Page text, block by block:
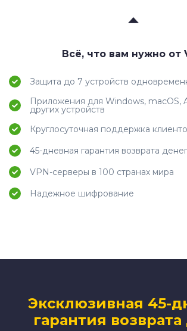
Всё, что вам нужно от
Защита до 7 устройств
Приложения для Windows, macOS,
других устройств
Круглосуточная поддержка
45-дневная гарантия возврата денег
VPN-серверы в 100 странах мира
Надежное шифрование
Эксклюзивная 45-
гарантия